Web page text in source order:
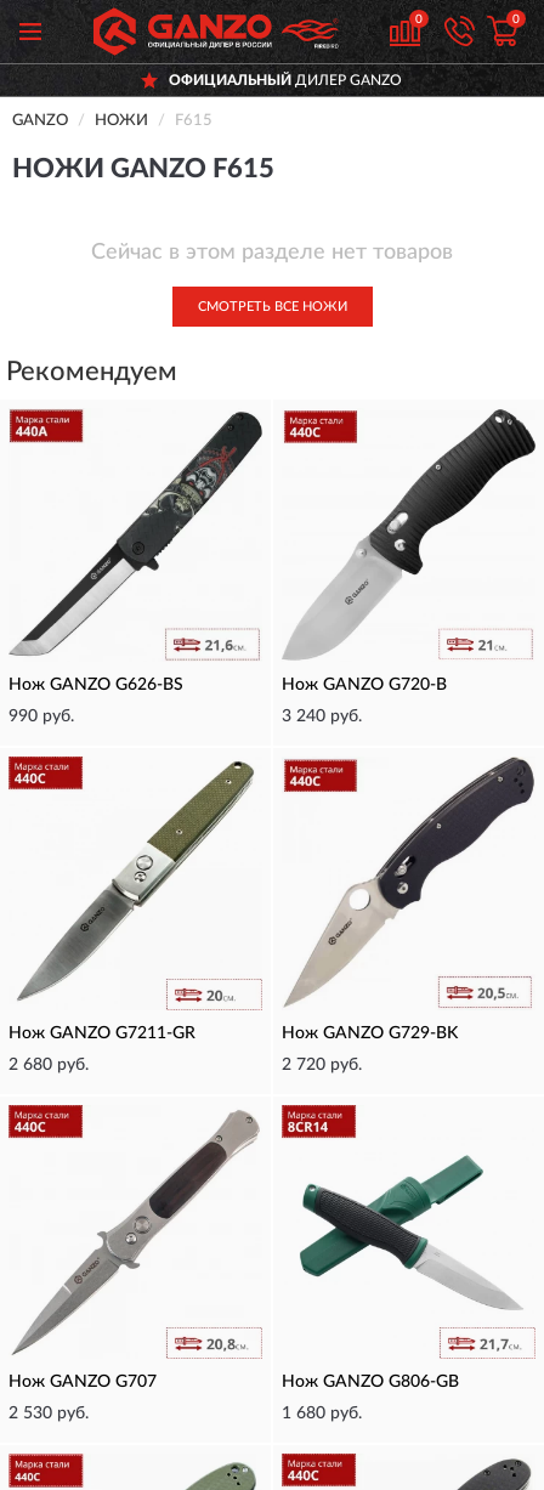
0 0
ОФИЦИАЛЬНЫЙ ДИЛЕР GANZO
GANZO НОЖИ F615
НОЖИ GANZO F615
Сейчас в этом разделе нет товаров
СМОТРЕТЬ ВСЕ НОЖИ
Рекомендуем
Нож GANZO G626-BS
990 руб.
Нож GANZO G720-B
3 240 руб.
Нож GANZO G7211-GR
2 680 руб.
Нож GANZO G729-BK
2 720 руб.
Нож GANZO G707
2 530 руб.
Нож GANZO G806-GB
1 680 руб.